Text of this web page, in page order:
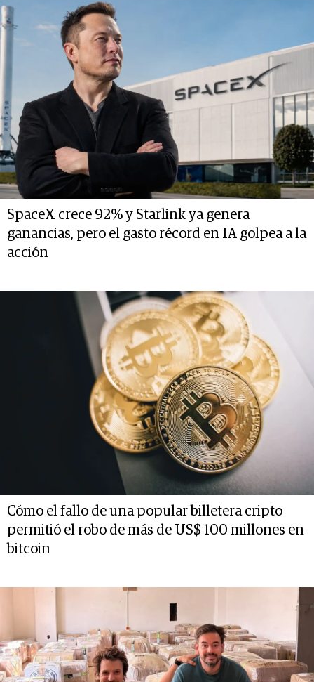
SpaceX crece 92% y Starlink ya genera
ganancias, pero el gasto récord en IA golpea a la
acción
Cómo el fallo de una popular billetera cripto
permitió el robo de más de US$ 100 millones en
bitcoin